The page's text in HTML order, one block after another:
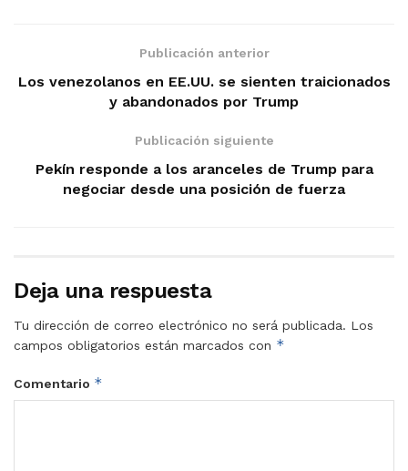
Publicación anterior
Los venezolanos en EE.UU. se sienten traicionados
y abandonados por Trump
Publicación siguiente
Pekín responde a los aranceles de Trump para
negociar desde una posición de fuerza
Deja una respuesta
Tu dirección de correo electrónico no será publicada. Los
campos obligatorios están marcados con *
Comentario *